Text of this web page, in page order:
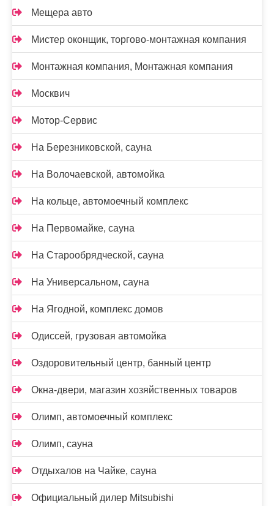
Мещера авто
Мистер оконщик, торгово-монтажная компания
Монтажная компания, Монтажная компания
Москвич
Мотор-Сервис
На Березниковской, сауна
На Волочаевской, автомойка
На кольце, автомоечный комплекс
На Первомайке, сауна
На Старообрядческой, сауна
На Универсальном, сауна
На Ягодной, комплекс домов
Одиссей, грузовая автомойка
Оздоровительный центр, банный центр
Окна-двери, магазин хозяйственных товаров
Олимп, автомоечный комплекс
Олимп, сауна
Отдыхалов на Чайке, сауна
Официальный дилер Mitsubishi